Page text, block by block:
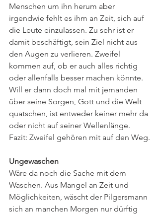
Menschen um ihn herum aber
irgendwie fehlt es ihm an Zeit, sich auf
die Leute einzulassen. Zu sehr ist er
damit beschäftigt, sein Ziel nicht aus
den Augen zu verlieren. Zweifel
kommen auf, ob er auch alles richtig
oder allenfalls besser machen könnte.
Will er dann doch mal mit jemanden
über seine Sorgen, Gott und die Welt
quatschen, ist entweder keiner mehr da
oder nicht auf seiner Wellenlänge.
Fazit: Zweifel gehören mit auf den Weg.
Ungewaschen
Wäre da noch die Sache mit dem
Waschen. Aus Mangel an Zeit und
Möglichkeiten, wäscht der Pilgersmann
sich an manchen Morgen nur dürftig